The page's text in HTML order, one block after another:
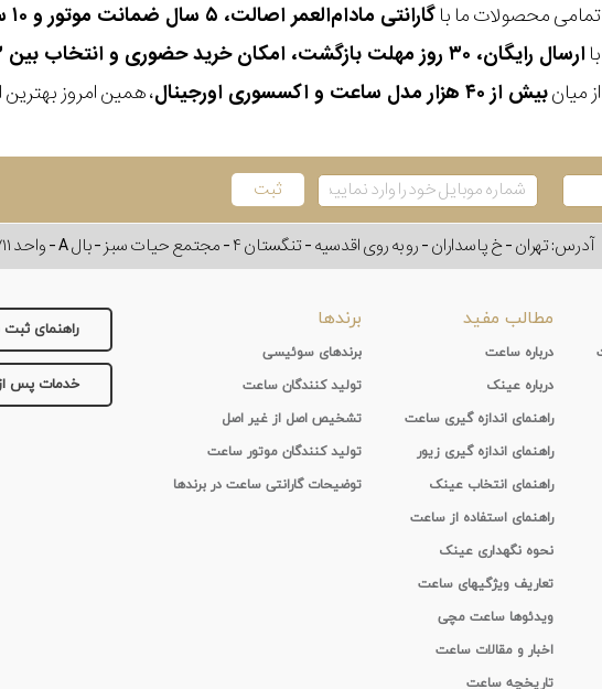
تمامی محصولات ما باگارانتی مادام‌العمر اصالت، ۵ سال ضمانت موتور و ۱۰ سال تعویض رایگان باتری
باارسال رایگان، ۳۰ روز مهلت بازگشت، امکان خرید حضوری و انتخاب بین ۳ محصول
از میانبیش از ۴۰ هزار مدل ساعت و اکسسوری اورجینال ، همین امروز بهترین
آدرس: تهران - خ پاسداران - رو به روی اقدسیه - تنگستان ۴ - مجتمع حیات سبز - بال A - واحد ۷۱۱
راهنمای
خدمات پس
مطالب مفید
درباره ساعت
درباره عینک
راهنمای اندازه گیری ساعت
راهنمای اندازه گیری زیور
راهنمای انتخاب عینک
راهنمای استفاده از ساعت
نحوه نگهداری عینک
تعاریف ویژگیهای ساعت
ویدئوها ساعت مچی
اخبار و مقالات ساعت
تاریخچه ساعت
برندها
برندهای سوئیسی
تولید کنندگان ساعت
تشخیص اصل از غیر اصل
تولید کنندگان موتور ساعت
توضیحات گارانتی ساعت در برندها